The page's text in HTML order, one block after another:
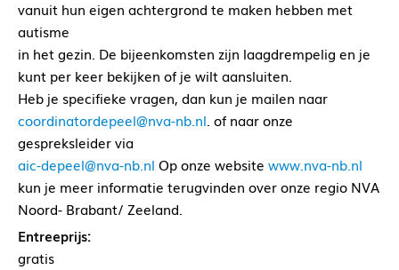
vanuit hun eigen achtergrond te maken hebben met
autisme
in het gezin. De bijeenkomsten zijn laagdrempelig en je
kunt per keer bekijken of je wilt aansluiten.
Heb je specifieke vragen, dan kun je mailen naar
coordinatordepeel@nva-nb.nl. of naar onze
gespreksleider via
aic-depeel@nva-nb.nl Op onze website www.nva-nb.nl
kun je meer informatie terugvinden over onze regio NVA
Noord- Brabant/ Zeeland.
Entreeprijs:
gratis